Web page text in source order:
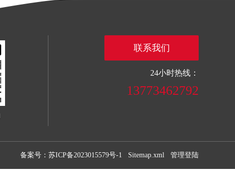
联系我们
24小时热线：
13773462792
备案号：苏ICP备2023015579号-1 Sitemap.xml 管理登陆